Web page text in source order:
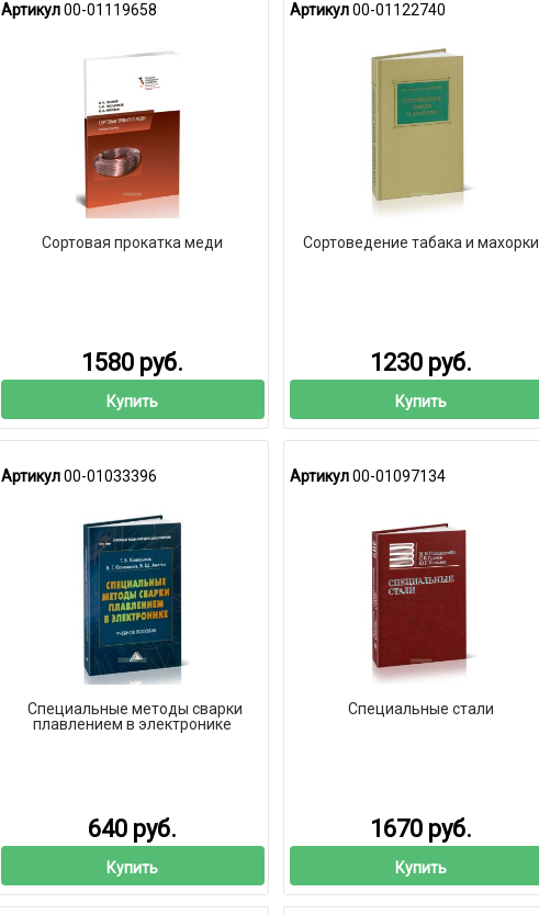
Артикул00-01119658
Сортовая прокатка меди
1580 руб.
Купить
Артикул00-01122740
Сортоведение табака и махорки
1230 руб.
Купить
Артикул00-01033396
Специальные методы сварки
плавлением в электронике
640 руб.
Купить
Артикул00-01097134
Специальные стали
1670 руб.
Купить